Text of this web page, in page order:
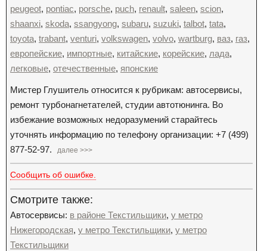
peugeot, pontiac, porsche, puch, renault, saleen, scion,
shaanxi, skoda, ssangyong, subaru, suzuki, talbot, tata,
toyota, trabant, venturi, volkswagen, volvo, wartburg, ваз, газ,
европейские, импортные, китайские, корейские, лада,
легковые, отечественные, японские
Мистер Глушитель относится к рубрикам: автосервисы,
ремонт турбонагнетателей, студии автотюнинга. Во
избежание возможных недоразумений старайтесь
уточнять информацию по телефону организации: +7 (499)
877-52-97.
далее >>>
Сообщить об ошибке.
Смотрите также:
Автосервисы: в районе Текстильщики, у метро
Нижегородская, у метро Текстильщики, у метро
Текстильщики